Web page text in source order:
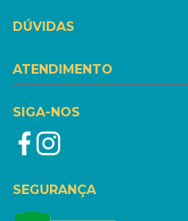
DÚVIDAS
ATENDIMENTO
SIGA-NOS
SEGURANÇA